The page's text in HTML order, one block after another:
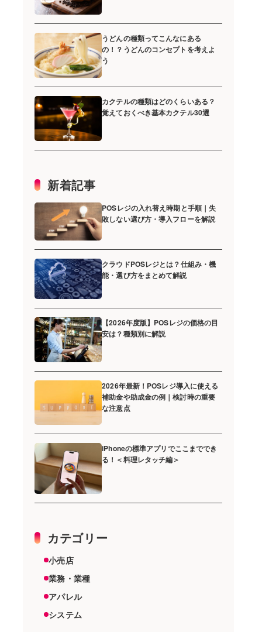
うどんの種類ってこんなにある
の！？うどんのコンセプトを考えよ
う
カクテルの種類はどのくらいある？
覚えておくべき基本カクテル30選
新着記事
POSレジの入れ替え時期と手順｜失
敗しない選び方・導入フローを解説
クラウドPOSレジとは？仕組み・機
能・選び方をまとめて解説
【2026年度版】POSレジの価格の目
安は？種類別に解説
2026年最新！POSレジ導入に使える
補助金や助成金の例｜検討時の重要
な注意点
iPhoneの標準アプリでここまででき
る！＜料理レタッチ編＞
カテゴリー
小売店
業務・業種
アパレル
システム